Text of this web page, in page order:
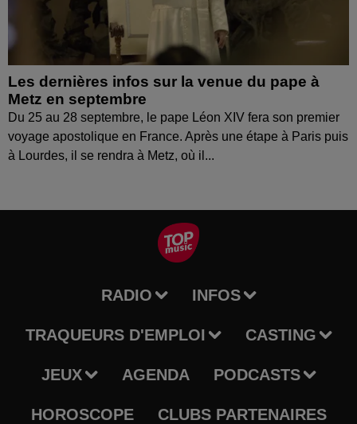
Les dernières infos sur la venue du pape à
Metz en septembre
Du 25 au 28 septembre, le pape Léon XIV fera son premier
voyage apostolique en France. Après une étape à Paris puis
à Lourdes, il se rendra à Metz, où il...
RADIO INFOS
TRAQUEURS D'EMPLOI CASTING
JEUX AGENDA PODCASTS
HOROSCOPE CLUBS PARTENAIRES